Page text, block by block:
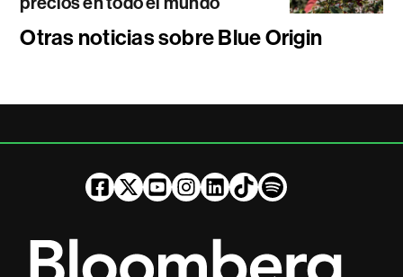
Otras noticias sobre Blue Origin